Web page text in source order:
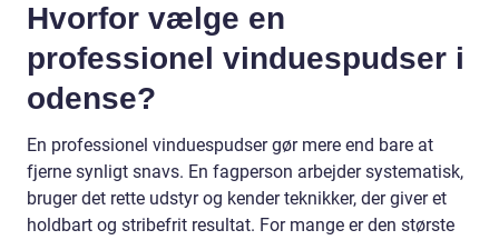
Hvorfor vælge en
professionel vinduespudser i
odense?
En professionel vinduespudser gør mere end bare at
fjerne synligt snavs. En fagperson arbejder systematisk,
bruger det rette udstyr og kender teknikker, der giver et
holdbart og stribefrit resultat. For mange er den største